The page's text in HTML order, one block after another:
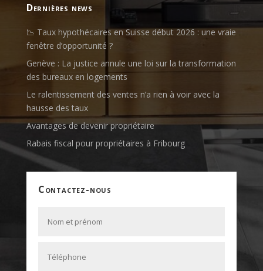
dernières news
📉 Taux hypothécaires en Suisse début 2026 : une vraie
fenêtre d’opportunité ?
Genève : La justice annule une loi sur la transformation
des bureaux en logements
Le ralentissement des ventes n’a rien à voir avec la
hausse des taux
Avantages de devenir propriétaire
Rabais fiscal pour propriétaires à Fribourg
contactez-nous